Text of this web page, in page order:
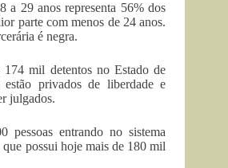
a 29 anos representa 56% dos
parte com menos de 24 anos.
é negra.
mil detentos no Estado de
privados de liberdade e
julgados.
pessoas entrando no sistema
que possui hoje mais de 180 mil